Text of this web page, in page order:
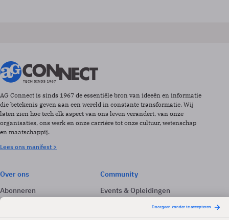
AG Connect is sinds 1967 de essentiële bron van ideeën en informatie
die betekenis geven aan een wereld in constante transformatie. Wij
laten zien hoe tech elk aspect van ons leven verandert, van onze
organisaties, ons werk en onze carrière tot onze cultuur, wetenschap
en maatschappij.
Lees ons manifest >
Over ons
Abonneren
Adverteren
Community
Events & Opleidingen